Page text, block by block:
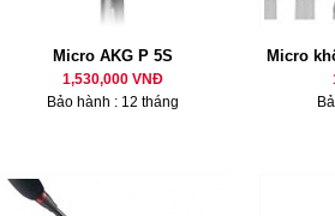
Micro AKG P 5S
1,530,000 VNĐ
Bảo hành : 12 tháng
Micro